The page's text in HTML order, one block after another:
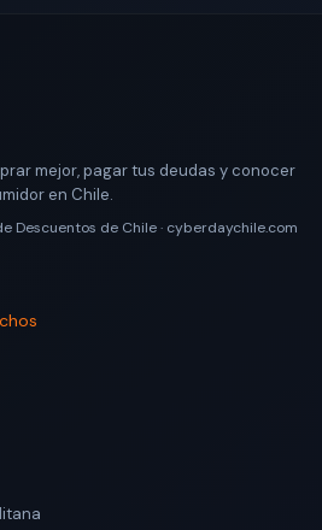
mejor, pagar tus deudas y conocer
en Chile.
Descuentos de Chile· cyberdaychile.com